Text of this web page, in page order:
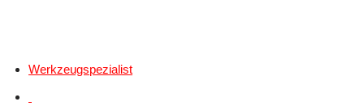
Werkzeugspezialist